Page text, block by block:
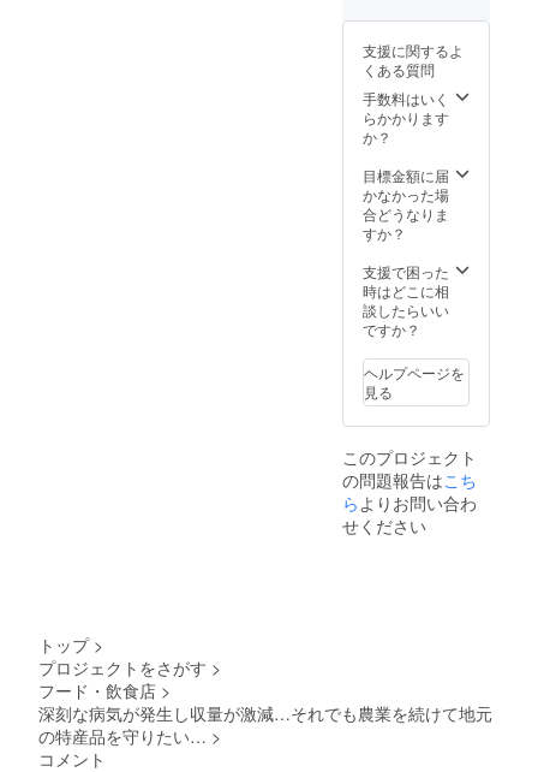
す、老
若男女
問わず
大人気
です。
法な
ど：到
着後は
１３〜
の間の
温度が
保存に
適した
す。さ
らに暗
るのを
遅らせ
る事が
できま
す。 １
入れる
と低温
ケージ
等のデ
ザイン
が異な
る場合
ますの
で、あ
らかじ
めご了
さ
い。」
を出荷
してい
ます、
ブラン
ド推進
本部に
は地域
のGAP
の認証
ありま
す、適
切な肥
料や農
薬を使
用、残
薬、糖
度検査
をクリ
アしな
ければ
なりま
せん、
特徴：
安納芋
次発送
致しま
す、発
送が予
定より
遅れる
ます、
ご了承
くださ
持ちを
メール
で送り
ます、
飼って
運の
ハート
柄の猫
ちゃん
の写真
付き
（支援
リター
は自信
があり
ます。
鹿児島
県農林
水産物
ふるさ
と納税
返礼品
品。 今
年は病
気の影
響で安
家が減
り、地
元で運
営して
ランド
推進本
部のメ
ンバー
た！ブ
したの
で焼く
だけで
スイー
ツのよ
うな甘
おりま
す。 #
栽培・
り 品質
と味に
は自信
があり
鹿児島
県農林
水産物
認証を
ふるさ
と納税
返礼品
として
の出
営して
た看板
ます、1
か月に1
回ご登
録メー
ルにて
合を撮
影し報
告いた
しま
穫まで
をオー
ナー期
間と
穫した
バナナ
をご自
宅にお
ます。
一度に
沢山バ
ナナを
送られ
3kg×5
回な
支援に関するよ
くある質問
手数料はいく
らかかります
か？
目標金額に届
かなかった場
合どうなりま
すか？
支援で困った
時はどこに相
談したらいい
ですか？
ヘルプページを
見る
このプロジェクト
の問題報告はこち
ら よりお問い合わ
せください
トップ >
プロジェクトをさがす >
フード・飲食店 >
深刻な病気が発生し収量が激減…それでも農業を続けて地元
の特産品を守りたい… >
コメント